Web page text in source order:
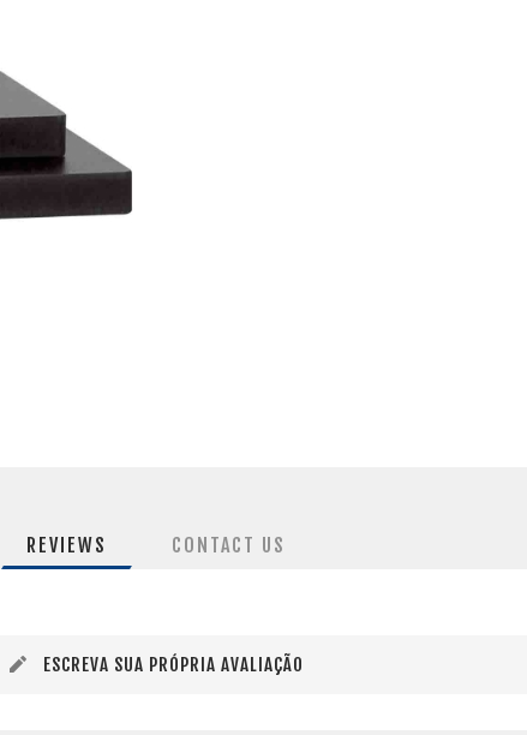
REVIEWS CONTACT US
ESCREVA SUA PRÓPRIA AVALIAÇÃO